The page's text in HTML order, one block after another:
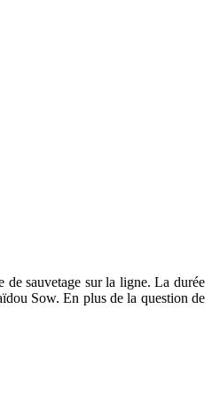
de sauvetage sur la ligne. La durée
Sow. En plus de la question de